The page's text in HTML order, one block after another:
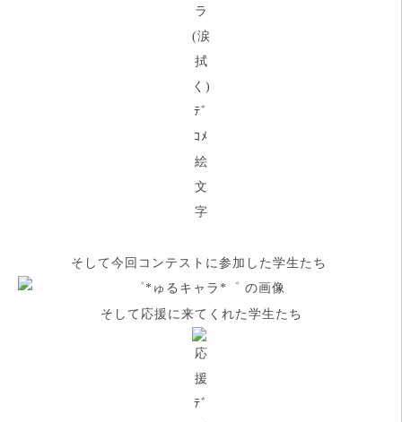
そして今回コンテストに参加した学生たち
そして応援に来てくれた学生たち